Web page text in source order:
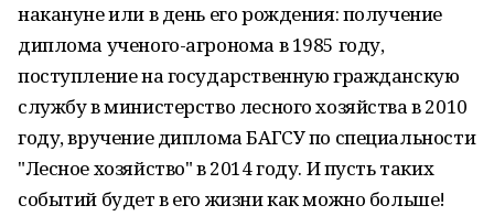
накануне или в день его рождения: получение
диплома ученого-агронома в 1985 году,
поступление на государственную гражданскую
службу в министерство лесного хозяйства в 2010
году, вручение диплома БАГСУ по специальности
"Лесное хозяйство" в 2014 году. И пусть таких
событий будет в его жизни как можно больше!